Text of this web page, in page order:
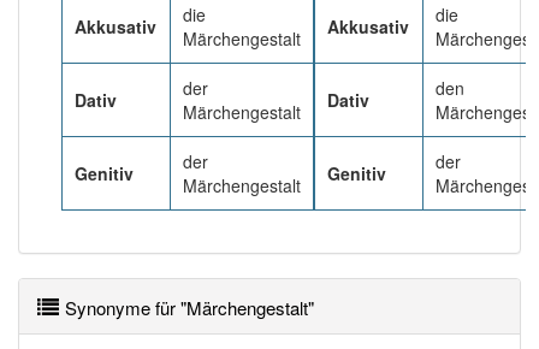
85% unserer Spielapp-Nutzer haben den Artikel
korrekt erraten.
Akkusativ
die
Märchengestalt
Dativ
der
Märchengestalt
Genitiv
der
Märchengestalt
Akkusativ
die
Dativ
den
Genitiv
der
Synonyme für "Märchengestalt"